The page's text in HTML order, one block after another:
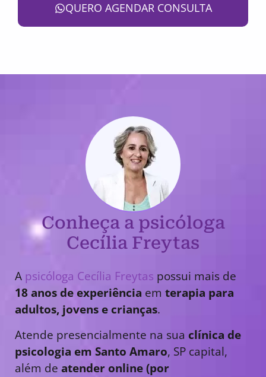
QUERO AGENDAR CONSULTA
Conheça a psicóloga
Cecília Freytas
A psicóloga Cecília Freytas possui mais de
18 anos de experiência em terapia para
adultos, jovens e crianças.
Atende presencialmente na sua clínica de
psicologia em Santo Amaro, SP capital,
além de atender online (por